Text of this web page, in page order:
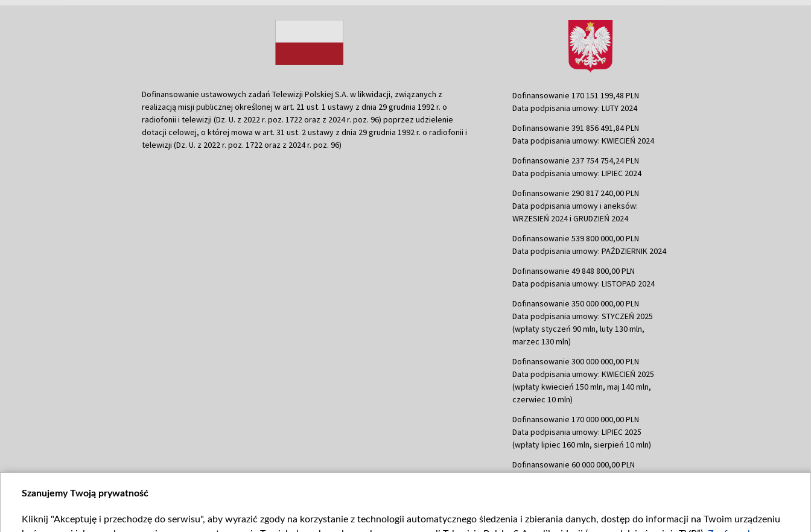
Dofinansowanie ustawowych zadań Telewizji Polskiej S.A. w likwidacji, związanych z
realizacją misji publicznej określonej w art. 21 ust. 1 ustawy z dnia 29 grudnia 1992 r. o
radiofonii i telewizji (Dz. U. z 2022 r. poz. 1722 oraz z 2024 r. poz. 96) poprzez udzielenie
dotacji celowej, o której mowa w art. 31 ust. 2 ustawy z dnia 29 grudnia 1992 r. o radiofonii i
telewizji (Dz. U. z 2022 r. poz. 1722 oraz z 2024 r. poz. 96)
Dofinansowanie 170 151 199,48 PLN
Data podpisania umowy: LUTY 2024
Dofinansowanie 391 856 491,84 PLN
Data podpisania umowy: KWIECIEŃ 2024
Dofinansowanie 237 754 754,24 PLN
Data podpisania umowy: LIPIEC 2024
Dofinansowanie 290 817 240,00 PLN
Data podpisania umowy i aneksów:
WRZESIEŃ 2024 i GRUDZIEŃ 2024
Dofinansowanie 539 800 000,00 PLN
Data podpisania umowy: PAŹDZIERNIK 2024
Dofinansowanie 49 848 800,00 PLN
Data podpisania umowy: LISTOPAD 2024
Dofinansowanie 350 000 000,00 PLN
Data podpisania umowy: STYCZEŃ 2025
(wpłaty styczeń 90 mln, luty 130 mln,
marzec 130 mln)
Dofinansowanie 300 000 000,00 PLN
Data podpisania umowy: KWIECIEŃ 2025
(wpłaty kwiecień 150 mln, maj 140 mln,
czerwiec 10 mln)
Dofinansowanie 170 000 000,00 PLN
Data podpisania umowy: LIPIEC 2025
(wpłaty lipiec 160 mln, sierpień 10 mln)
Dofinansowanie 60 000 000,00 PLN
Data podpisania umowy: WRZESIEŃ 2025
Szanujemy Twoją prywatność
Kliknij "Akceptuję i przechodzę do serwisu", aby wyrazić zgody na korzystanie z technologii automatycznego śledzenia i zbierania danych, dostęp do informacji na Twoim urządzeniu